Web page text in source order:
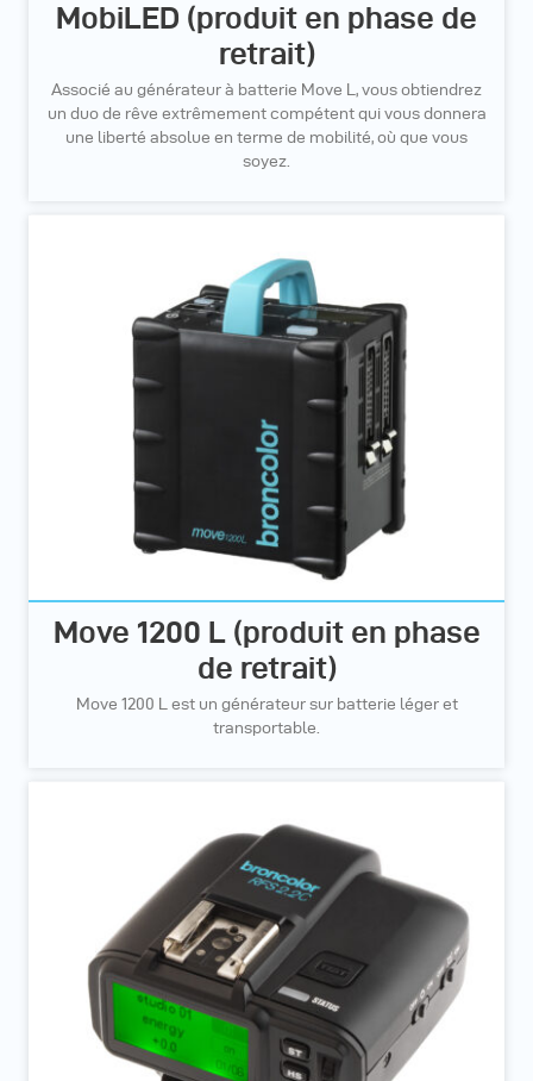
MobiLED (produit en phase de
retrait)
Associé au générateur à batterie Move L, vous obtiendrez
un duo de rêve extrêmement compétent qui vous donnera
une liberté absolue en terme de mobilité, où que vous
soyez.
Move 1200 L (produit en phase
de retrait)
Move 1200 L est un générateur sur batterie léger et
transportable.